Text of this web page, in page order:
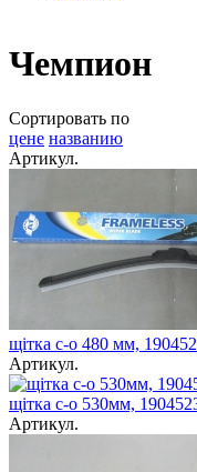
Чемпион
Сортировать по
цене названию
Артикул.
щітка с-о 480 мм,
Артикул.
щітка с-о 530мм,
Артикул.